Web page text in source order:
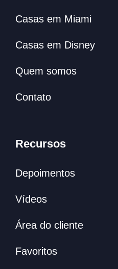
Casas em Miami
Casas em Disney
Quem somos
Contato
Recursos
Depoimentos
Vídeos
Área do cliente
Favoritos